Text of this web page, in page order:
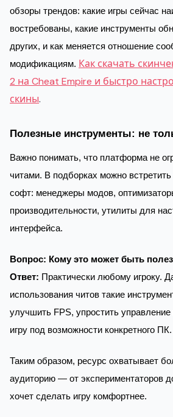
обзоры трендов: какие игры сейчас
востребованы, какие инструменты
других, и как меняется отношение
модификациям. Как скачать
2 на Cheat Empire и быстро
скины.
Полезные инструменты: не
Важно понимать, что платформа не
читами. В подборках можно
софт: менеджеры модов,
производительности, утилиты для
интерфейса.
Вопрос: Кому это может быть
Ответ: Практически любому игроку.
использования читов такие
улучшить FPS, упростить
игру под возможности конкретного ПК.
Таким образом, ресурс охватывает
аудиторию — от экспериментаторов
хочет сделать игру комфортнее.